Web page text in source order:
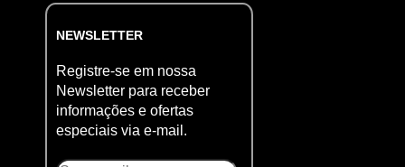
NEWSLETTER
Registre-se em nossa
Newsletter para receber
informações e ofertas
especiais via e-mail.